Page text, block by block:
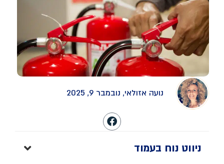
נועה אזולאי, נובמבר 9, 2025
ניווט נוח בעמוד